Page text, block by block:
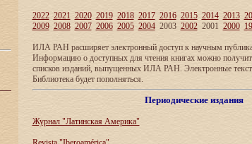
2022 2021 2020 2019 2018 2017 2016 2015 2014 2013
2009 2008 2007 2006 2005 20042003 20022001 2000
ИЛА РАН расширяет электронный доступ к научным
Информацию о доступных для чтения книгах можно
списков изданий, выпущенных ИЛА РАН. Электронные
Библиотека будет пополняться.
Периодические издания
Журнал "Латинская Америка"